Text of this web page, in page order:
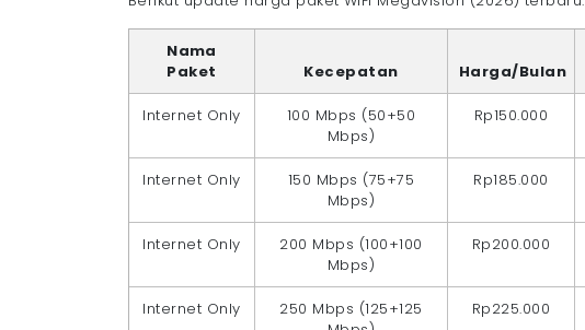
Nama
Paket
Kecepatan Harga/Bulan
Internet Only
100 Mbps (50+50
Mbps)
Rp150.000
Internet Only
150 Mbps (75+75
Mbps)
Rp185.000
Internet Only
200 Mbps (100+100
Mbps)
Rp200.000
Internet Only
250 Mbps (125+125
Rp225.000